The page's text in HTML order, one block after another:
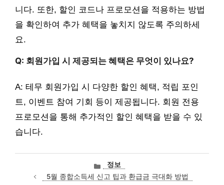
니다. 또한, 할인 코드나 프로모션을 적용하는 방법
을 확인하여 추가 혜택을 놓치지 않도록 주의하세
요.
Q: 회원가입 시 제공되는 혜택은 무엇이 있나요?
A: 테무 회원가입 시 다양한 할인 혜택, 적립 포인
트, 이벤트 참여 기회 등이 제공됩니다. 회원 전용
프로모션을 통해 추가적인 할인 혜택을 받을 수 있
습니다.
카
테
고
정보
5월 종합소득세 신고 팁과 환급금 극대화 방법